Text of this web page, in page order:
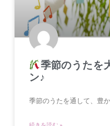
季節のうたを
ン♪
季節のうたを通して、豊